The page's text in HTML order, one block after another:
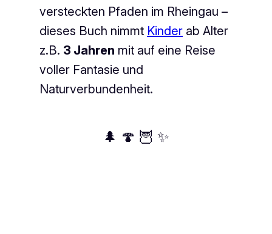
versteckten Pfaden im Rheingau –
dieses Buch nimmt Kinder ab Alter
z.B. 3 Jahren mit auf eine Reise
voller Fantasie und
Naturverbundenheit.
🌲 🍄 🦉 ✨